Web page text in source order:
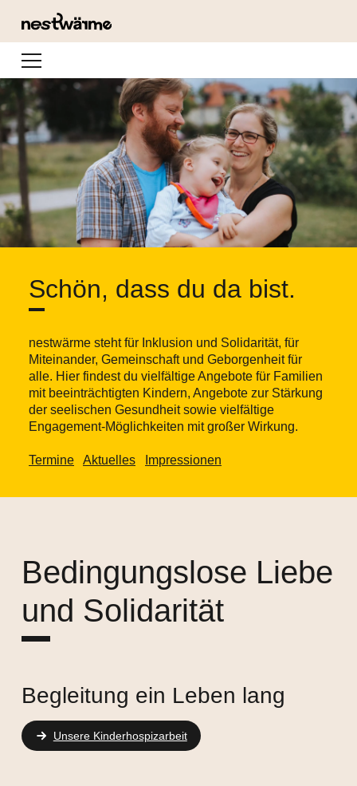
Navigation
Schön, dass du da bist.
nestwärme steht für Inklusion und Solidarität, für
Miteinander, Gemeinschaft und Geborgenheit für
alle. Hier findest du vielfältige Angebote für Familien
mit beeinträchtigten Kindern, Angebote zur Stärkung
der seelischen Gesundheit sowie vielfältige
Engagement-Möglichkeiten mit großer Wirkung.
Termine Aktuelles Impressionen
Bedingungslose Liebe
und Solidarität
Begleitung ein Leben lang
Unsere Kinderhospizarbeit